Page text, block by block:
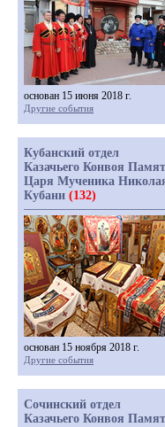
основан 15 июня 2018 г.
Другие события
Кубанский отдел
Казачьего Конвоя
Царя Мученика
Кубани (132)
основан 15 ноября 2018 г.
Другие события
Сочинский отдел
Казачьего Конвоя